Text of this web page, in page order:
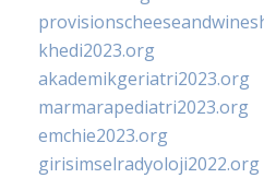
khedi2023.org
akademikgeriatri2023.org
marmarapediatri2023.org
emchie2023.org
girisimselradyoloji2022.org